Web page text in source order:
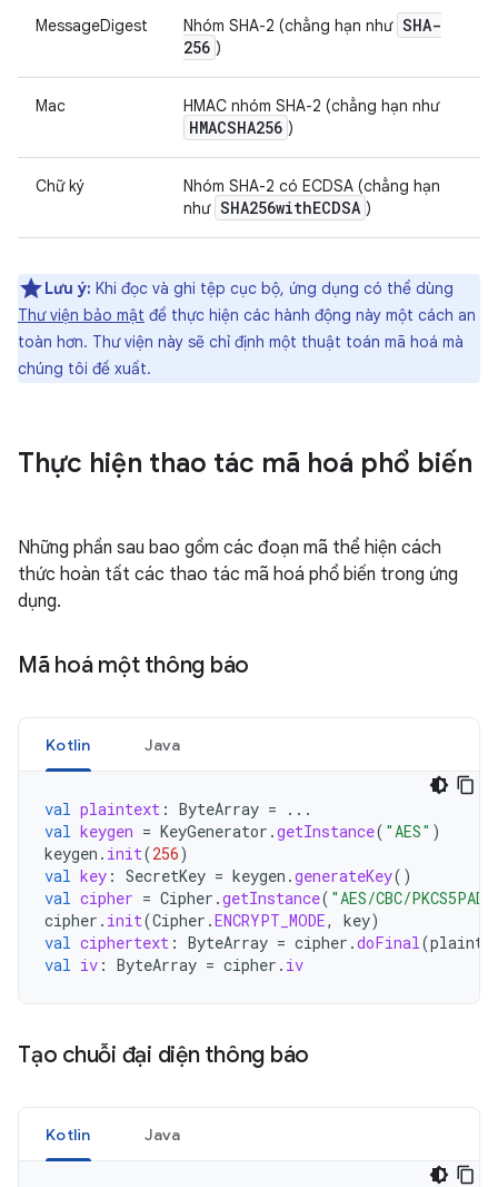
MessageDigest Nhóm SHA-2 (chẳng hạn như SHA-
256 )
Mac HMAC nhóm SHA-2 (chẳng hạn như
HMACSHA256 )
Chữ ký
Nhóm SHA-2 có ECDSA (chẳng hạn
như SHA256withECDSA )
Lưu ý: Khi đọc và ghi tệp cục bộ, ứng dụng có thể dùng
Thư viện bảo mật để thực hiện các hành động này một cách an
toàn hơn. Thư viện này sẽ chỉ định một thuật toán mã hoá mà
chúng tôi đề xuất.
Thực hiện thao tác mã hoá phổ biến
Những phần sau bao gồm các đoạn mã thể hiện cách
thức hoàn tất các thao tác mã hoá phổ biến trong ứng
dụng.
Mã hoá một thông báo
Kotlin Java
val plaintext : ByteArray =
...
val keygen = KeyGenerator .getInstance( "AES" )
keygen . init(256)
val key : SecretKey = keygen .generateKey()
val cipher = Cipher .getInstance( "AES/CBC/
cipher . init(Cipher .ENCRYPT_MODE, key)
val ciphertext : ByteArray = cipher .doFinal(
val iv : ByteArray = cipher . iv
Tạo chuỗi đại diện thông báo
Kotlin Java